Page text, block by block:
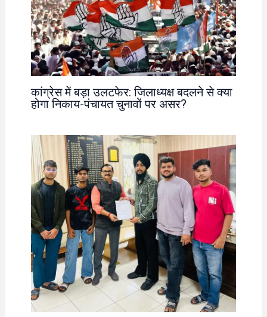
कांग्रेस में बड़ा उलटफेर: जिलाध्यक्ष बदलने से क्या
होगा निकाय-पंचायत चुनावों पर असर?